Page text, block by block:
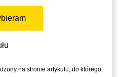
na stronie artykułu, do którego